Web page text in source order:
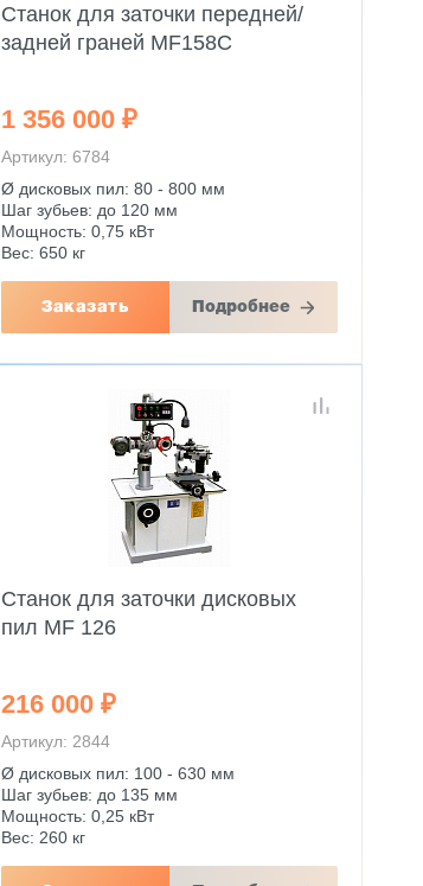
Станок для заточки передней/
задней граней MF158C
1 356 000 ₽
Артикул: 6784
Ø дисковых пил: 80 - 800 мм
Шаг зубьев: до 120 мм
Мощность: 0,75 кВт
Вес: 650 кг
Заказать Подробнее
Станок для заточки дисковых
пил MF 126
216 000 ₽
Артикул: 2844
Ø дисковых пил: 100 - 630 мм
Шаг зубьев: до 135 мм
Мощность: 0,25 кВт
Вес: 260 кг